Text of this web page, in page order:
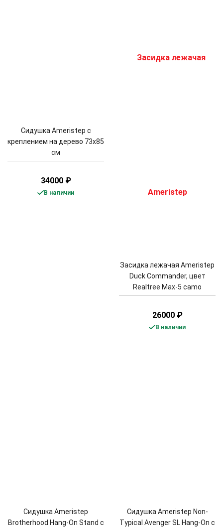
Сидушка Ameristep с
креплением на дерево 73x85
см
34000 ₽
В наличии
Засидка лежачая Ameristep
Duck Commander, цвет
Realtree Max-5 camo
26000 ₽
В наличии
Сидушка Ameristep
Brotherhood Hang-On Stand с
Сидушка Ameristep Non-
Typical Avenger SL Hang-On с